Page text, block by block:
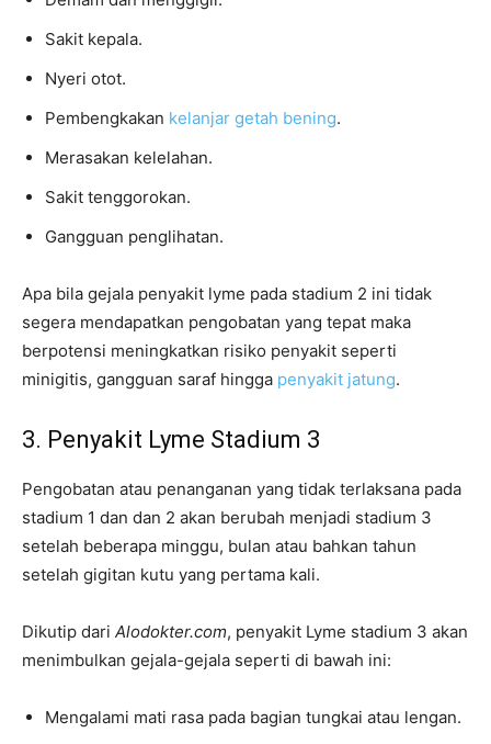
Sakit kepala.
Nyeri otot.
Pembengkakan kelanjar getah bening.
Merasakan kelelahan.
Sakit tenggorokan.
Gangguan penglihatan.
Apa bila gejala penyakit lyme pada stadium 2 ini tidak
segera mendapatkan pengobatan yang tepat maka
berpotensi meningkatkan risiko penyakit seperti
minigitis, gangguan saraf hingga penyakit jatung.
3. Penyakit Lyme Stadium 3
Pengobatan atau penanganan yang tidak terlaksana pada
stadium 1 dan dan 2 akan berubah menjadi stadium 3
setelah beberapa minggu, bulan atau bahkan tahun
setelah gigitan kutu yang pertama kali.
Dikutip dari Alodokter.com, penyakit Lyme stadium 3 akan
menimbulkan gejala-gejala seperti di bawah ini:
Mengalami mati rasa pada bagian tungkai atau lengan.